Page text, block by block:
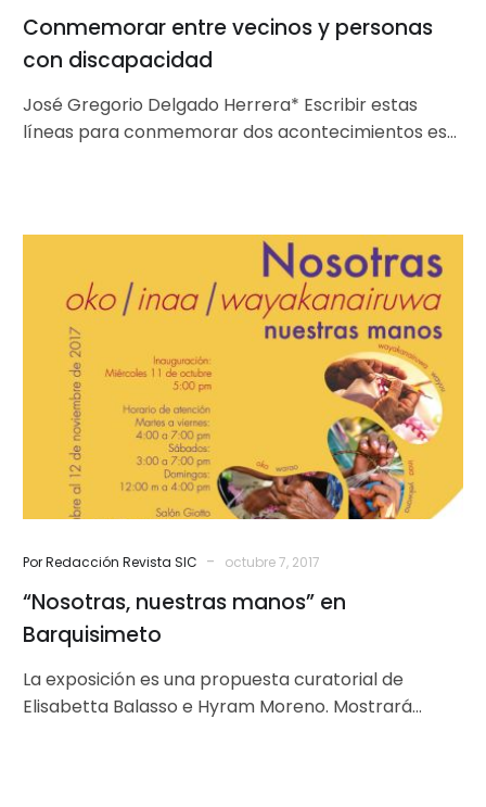
Conmemorar entre vecinos y personas
con discapacidad
José Gregorio Delgado Herrera* Escribir estas
líneas para conmemorar dos acontecimientos es
“Nosotras,
nuestras
manos”
en
Barquisimeto
Por Redacción Revista SIC - octubre 7, 2017
“Nosotras, nuestras manos” en
Barquisimeto
La exposición es una propuesta curatorial de
Elisabetta Balasso e Hyram Moreno. Mostrará